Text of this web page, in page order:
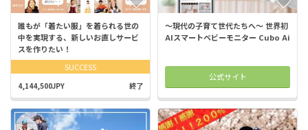
誰もが「着たい服」を着られる世の
中を実現する、新しいお直しサービ
スを作りたい！
SUCCESS
4,144,500JPY 終了
～現代の子育て世代たちへ～ 世界初
AIスマートベビーモニター Cubo Ai
公式サイト